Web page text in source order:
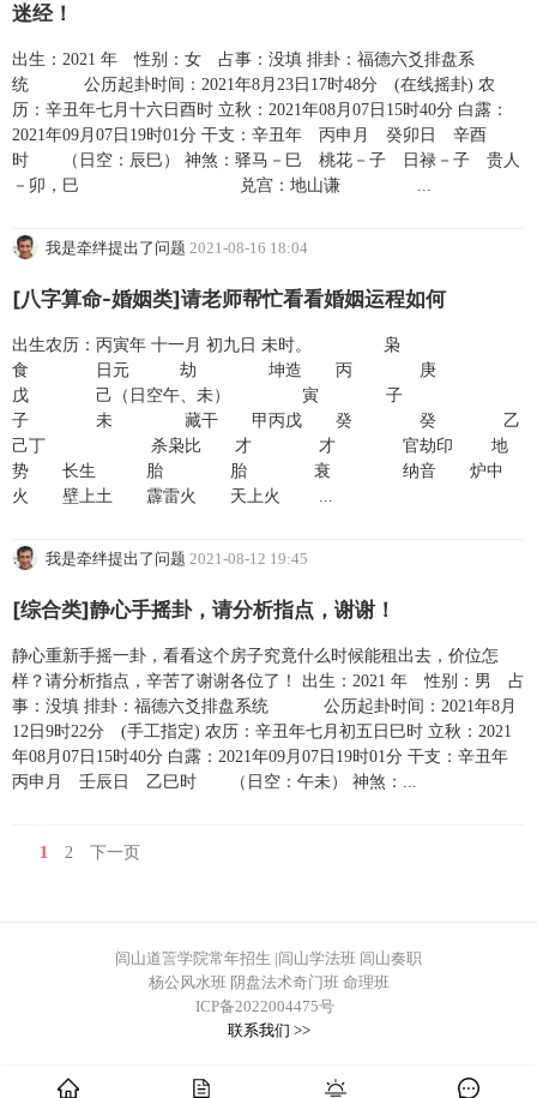
迷经！
出生：2021 年 性别：女 占事：没填 排卦：福德六爻排盘系
统 公历起卦时间：2021年8月23日17时48分 (在线摇卦) 农
历：辛丑年七月十六日酉时 立秋：2021年08月07日15时40分 白露：
2021年09月07日19时01分 干支：辛丑年 丙申月 癸卯日 辛酉
时 （日空：辰巳） 神煞：驿马－巳 桃花－子 日禄－子 贵人
－卯，巳 兑宫：地山谦 ...
我是牵绊提出了问题 2021-08-16 18:04
[八字算命-婚姻类]请老师帮忙看看婚姻运程如何
出生农历：丙寅年 十一月 初九日 未时。 枭
食 日元 劫 坤造 丙 庚
戊 己（日空午、未） 寅 子
子 未 藏干 甲丙戊 癸 癸 乙
己丁 杀枭比 才 才 官劫印 地
势 长生 胎 胎 衰 纳音 炉中
火 壁上土 霹雷火 天上火 ...
我是牵绊提出了问题 2021-08-12 19:45
[综合类]静心手摇卦，请分析指点，谢谢！
静心重新手摇一卦，看看这个房子究竟什么时候能租出去，价位怎
样？请分析指点，辛苦了谢谢各位了！ 出生：2021 年 性别：男 占
事：没填 排卦：福德六爻排盘系统 公历起卦时间：2021年8月
12日9时22分 (手工指定) 农历：辛丑年七月初五日巳时 立秋：2021
年08月07日15时40分 白露：2021年09月07日19时01分 干支：辛丑年
丙申月 壬辰日 乙巳时 （日空：午未） 神煞：...
1 2 下一页
闾山道䇾学院常年招生 |闾山学法班 闾山奏职
杨公风水班 阴盘法术奇门班 命理班
ICP备2022004475号
联系我们 >>